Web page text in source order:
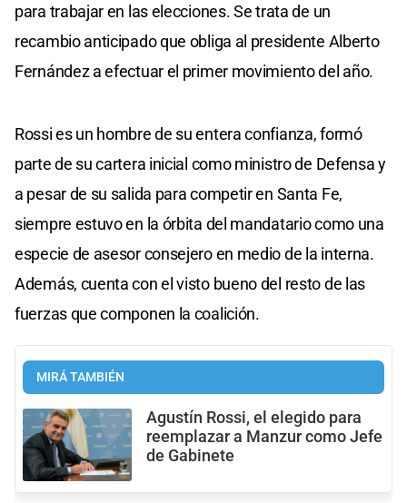
para trabajar en las elecciones. Se trata de un
recambio anticipado que obliga al presidente Alberto
Fernández a efectuar el primer movimiento del año.
Rossi es un hombre de su entera confianza, formó
parte de su cartera inicial como ministro de Defensa y
a pesar de su salida para competir en Santa Fe,
siempre estuvo en la órbita del mandatario como una
especie de asesor consejero en medio de la interna.
Además, cuenta con el visto bueno del resto de las
fuerzas que componen la coalición.
MIRÁ TAMBIÉN
Agustín Rossi, el elegido para
reemplazar a Manzur como Jefe
de Gabinete